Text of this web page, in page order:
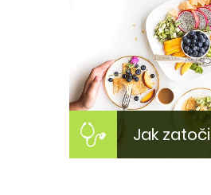
Jak